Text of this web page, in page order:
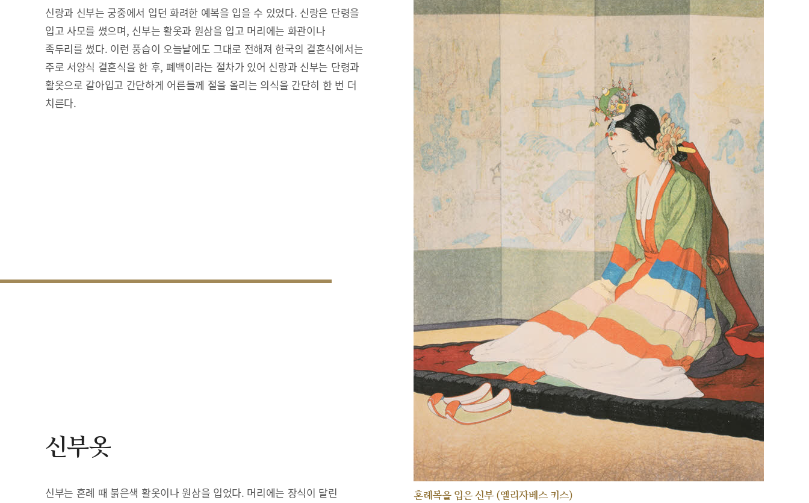
신랑과 신부는 궁중에서 입던 화려한 예복을 입을 수 있었다. 신랑은 단령을
입고 사모를 썼으며, 신부는 활옷과 원삼을 입고 머리에는 화관이나
족두리를 썼다. 이런 풍습이 오늘날에도 그대로 전해져 한국의 결혼식에서는
주로 서양식 결혼식을 한 후, 폐백이라는 절차가 있어 신랑과 신부는 단령과
활옷으로 갈아입고 간단하게 어른들께 절을 올리는 의식을 간단히 한 번 더
치른다.
혼례복을 입은 신부 (엘리자베스 키스)
신부옷
신부는 혼례 때 붉은색 활옷이나 원삼을 입었다. 머리에는 장식이 달린